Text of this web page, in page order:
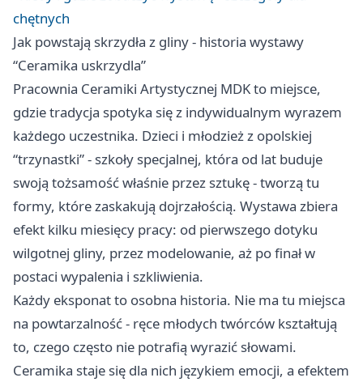
chętnych
Jak powstają skrzydła z gliny - historia wystawy
“Ceramika uskrzydla”
Pracownia Ceramiki Artystycznej MDK to miejsce,
gdzie tradycja spotyka się z indywidualnym wyrazem
każdego uczestnika. Dzieci i młodzież z opolskiej
“trzynastki” - szkoły specjalnej, która od lat buduje
swoją tożsamość właśnie przez sztukę - tworzą tu
formy, które zaskakują dojrzałością. Wystawa zbiera
efekt kilku miesięcy pracy: od pierwszego dotyku
wilgotnej gliny, przez modelowanie, aż po finał w
postaci wypalenia i szkliwienia.
Każdy eksponat to osobna historia. Nie ma tu miejsca
na powtarzalność - ręce młodych twórców kształtują
to, czego często nie potrafią wyrazić słowami.
Ceramika staje się dla nich językiem emocji, a efektem